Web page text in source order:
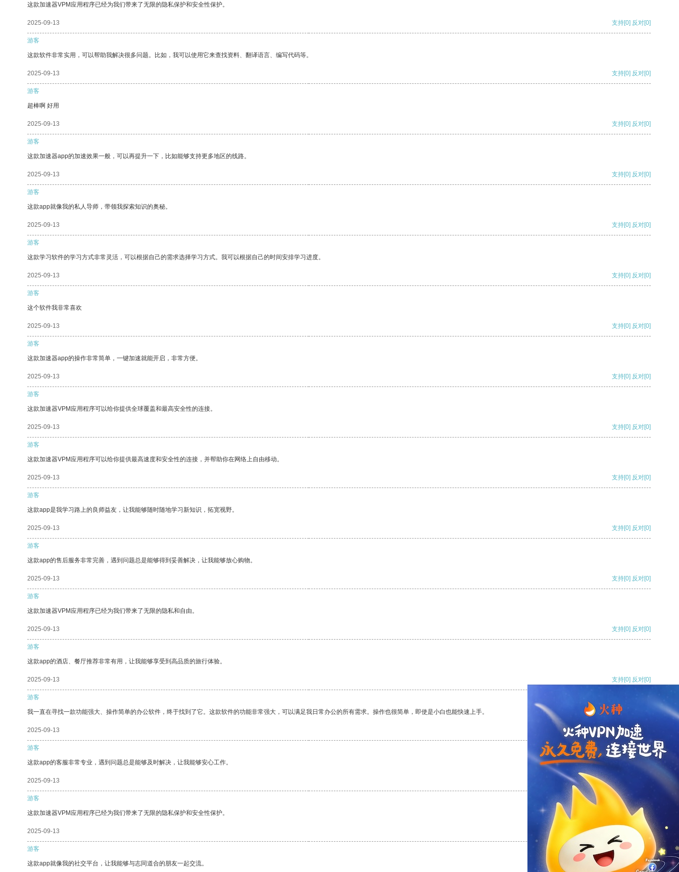
这款加速器VPM应用程序已经为我们带来了无限的隐私保护和安全性保护。
2025-09-13 支持[0] 反对[0]
游客
这款软件非常实用，可以帮助我解决很多问题。比如，我可以使用它来查找资料、翻译语言、编写代码等。
2025-09-13 支持[0] 反对[0]
游客
超棒啊 好用
2025-09-13 支持[0] 反对[0]
游客
这款加速器app的加速效果一般，可以再提升一下，比如能够支持更多地区的线路。
2025-09-13 支持[0] 反对[0]
游客
这款app就像我的私人导师，带领我探索知识的奥秘。
2025-09-13 支持[0] 反对[0]
游客
这款学习软件的学习方式非常灵活，可以根据自己的需求选择学习方式。我可以根据自己的时间安排学习进度。
2025-09-13 支持[0] 反对[0]
游客
这个软件我非常喜欢
2025-09-13 支持[0] 反对[0]
游客
这款加速器app的操作非常简单，一键加速就能开启，非常方便。
2025-09-13 支持[0] 反对[0]
游客
这款加速器VPM应用程序可以给你提供全球覆盖和最高安全性的连接。
2025-09-13 支持[0] 反对[0]
游客
这款加速器VPM应用程序可以给你提供最高速度和安全性的连接，并帮助你在网络上自由移动。
2025-09-13 支持[0] 反对[0]
游客
这款app是我学习路上的良师益友，让我能够随时随地学习新知识，拓宽视野。
2025-09-13 支持[0] 反对[0]
游客
这款app的售后服务非常完善，遇到问题总是能够得到妥善解决，让我能够放心购物。
2025-09-13 支持[0] 反对[0]
游客
这款加速器VPM应用程序已经为我们带来了无限的隐私和自由。
2025-09-13 支持[0] 反对[0]
游客
这款app的酒店、餐厅推荐非常有用，让我能够享受到高品质的旅行体验。
2025-09-13 支持[0] 反对[0]
游客
我一直在寻找一款功能强大、操作简单的办公软件，终于找到了它。这款软件的功能非常强大，可以满足我日常办公的所有需求。操作也很简单，即使是小白也能快速上手。
2025-09-13 支持[0] 反对
游客
这款app的客服非常专业，遇到问题总是能够及时解决，让我能够安心工作。
2025-09-13 支持
游客
这款加速器VPM应用程序已经为我们带来了无限的隐私保护和安全性保护。
2025-09-13 反对 [0]
游客
这款app就像我的社交平台，让我能够与志同道合的朋友一起交流。